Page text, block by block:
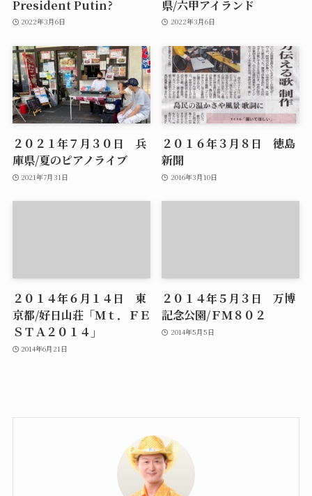
President Putin?
2022年3月6日
県/六甲アイランド
2022年3月6日
２０２１年７月３０日 兵
庫県/夏のピアノライブ
2021年7月31日
２０１６年３月８日 徳島
新聞
2016年3月10日
２０１４年６月１４日 東
京都/好日山荘「Ｍｔ．ＦＥ
ＳＴＡ２０１４」
2014年6月21日
２０１４年５月３日 万博
記念公園/ＦＭ８０２
2014年5月5日